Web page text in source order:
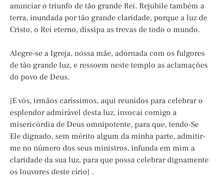
anunciar o triunfo de tão grande Rei. Rejubile também a
terra, inundada por tão grande claridade, porque a luz de
Cristo, o Rei eterno, dissipa as trevas de todo o mundo.
Alegre-se a Igreja, nossa mãe, adornada com os fulgores
de tão grande luz, e ressoem neste templo as aclamações
do povo de Deus.
[E vós, irmãos caríssimos, aqui reunidos para celebrar o
esplendor admirável desta luz, invocai comigo a
misericórdia de Deus omnipotente, para que, tendo-Se
Ele dignado, sem mérito algum da minha parte, admitir-
me no número dos seus ministros, infunda em mim a
claridade da sua luz, para que possa celebrar dignamente
os louvores deste círio] .